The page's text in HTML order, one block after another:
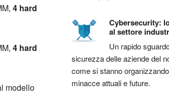
4 hard
4 hard
modello
Cybersecurity:
al settore
Un rapido
sicurezza delle aziende del
come si stanno
minacce attuali e future.